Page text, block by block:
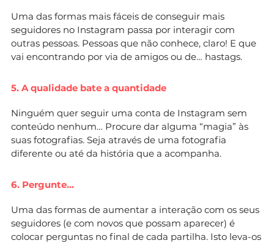
Uma das formas mais fáceis de conseguir mais
seguidores no Instagram passa por interagir com
outras pessoas. Pessoas que não conhece, claro! E que
vai encontrando por via de amigos ou de… hastags.
5. A qualidade bate a quantidade
Ninguém quer seguir uma conta de Instagram sem
conteúdo nenhum… Procure dar alguma “magia” às
suas fotografias. Seja através de uma fotografia
diferente ou até da história que a acompanha.
6. Pergunte…
Uma das formas de aumentar a interação com os seus
seguidores (e com novos que possam aparecer) é
colocar perguntas no final de cada partilha. Isto leva-os